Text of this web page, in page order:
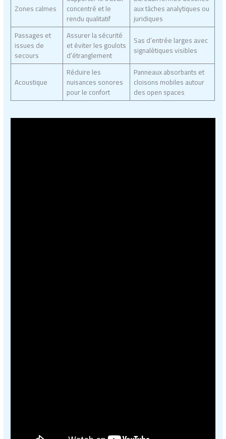
Zones calmes concentré et le
rendu qualitatif
aux tâches analytiques ou
juridiques
Passages et
issues de
secours
Assurer la sécurité
et éviter les goulots
d’étranglement
Sas d’entrée larges avec
signalétiques visibles
Acoustique
Réduire les
nuisances sonores
pour le confort
Panneaux absorbants et
cloisons mobiles autour
des open spaces